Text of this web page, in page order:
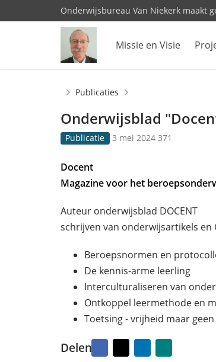
Onderwijsbureau Van Niekerk maakt
Missie en Visie
HomePublicaties
Onderwijsblad
Publicatie 3 mei 2024G
b
i
e
r
d
p
3
m
i
371
e
r
e
e
k
n
Docent
Magazine voor het
Auteur onderwijsblad DOCENT
schrijven van onderwijsartikels en
Beroepsnormen en
De kennis-arme leerling
Interculturaliseren van
Ontkoppel leermethode en
Toetsing - vrijheid maar
Delen Facebook
X LinkedIn
Naar
vriend